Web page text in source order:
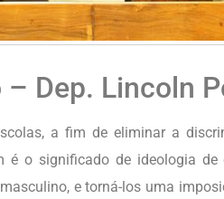
– Dep. Lincoln
a fim de eliminar a
é o significado de ideologia de
e torná-los uma